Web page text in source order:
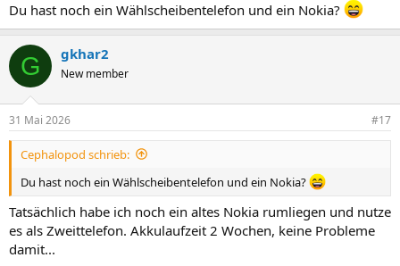
Du hast noch ein Wählscheibentelefon und ein Nokia?
G gkhar2
New member
31 Mai 2026 #17
Cephalopod schrieb:
Du hast noch ein Wählscheibentelefon und ein Nokia?
Tatsächlich habe ich noch ein altes Nokia rumliegen und nutze
es als Zweittelefon. Akkulaufzeit 2 Wochen, keine Probleme
damit...